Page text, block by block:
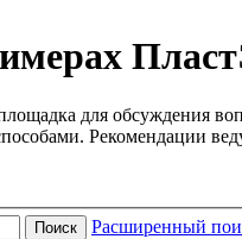
для обсуждения
Рекомендации
Поиск Расширенный